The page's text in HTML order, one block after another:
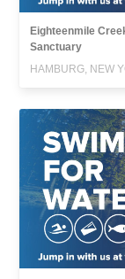
Eighteenmile
Sanctuary
HAMBURG, NEW